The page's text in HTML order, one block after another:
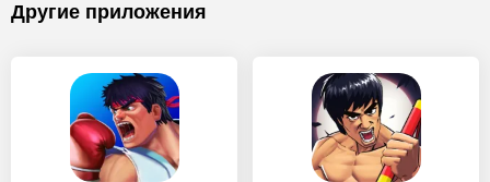
Другие приложения